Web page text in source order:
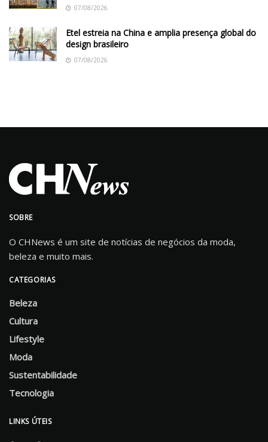
07/08/2026
Etel estreia na China e amplia presença global do
design brasileiro
07/08/2026
SOBRE
O CHNews é um site de notícias de negócios da moda,
beleza e muito mais.
CATEGORIAS
Beleza
Cultura
Lifestyle
Moda
Sustentabilidade
Tecnologia
LINKS ÚTEIS